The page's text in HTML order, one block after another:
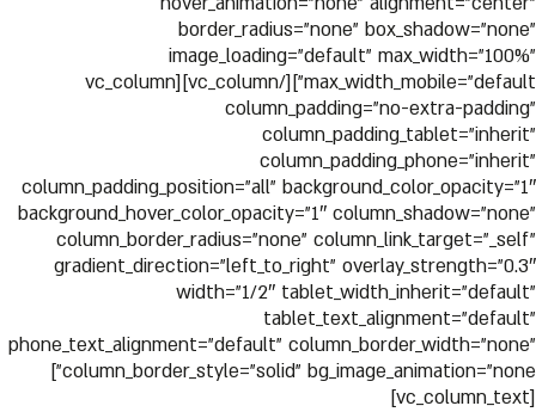
border_radius=”none” box_shadow=”none”
image_loading=”default” max_width=”100%”
max_width_mobile=”default”][/vc_column][vc_column
column_padding=”no-extra-padding”
column_padding_tablet=”inherit”
column_padding_phone=”inherit”
column_padding_position=”all” background_color_opacity=”1″
background_hover_color_opacity=”1″ column_shadow=”none”
column_border_radius=”none” column_link_target=”_self”
gradient_direction=”left_to_right” overlay_strength=”0.3″
width=”1/2″ tablet_width_inherit=”default”
tablet_text_alignment=”default”
phone_text_alignment=”default” column_border_width=”none”
column_border_style=”solid” bg_image_animation=”none”]
[vc_column_text]